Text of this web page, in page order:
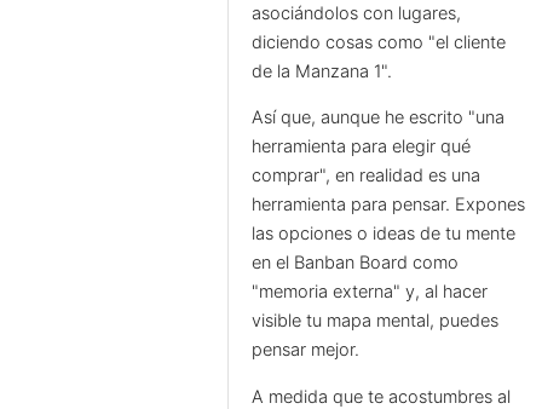
asociándolos con lugares,
diciendo cosas como "el cliente
de la Manzana 1".
Así que, aunque he escrito "una
herramienta para elegir qué
comprar", en realidad es una
herramienta para pensar. Expones
las opciones o ideas de tu mente
en el Banban Board como
"memoria externa" y, al hacer
visible tu mapa mental, puedes
pensar mejor.
A medida que te acostumbres al